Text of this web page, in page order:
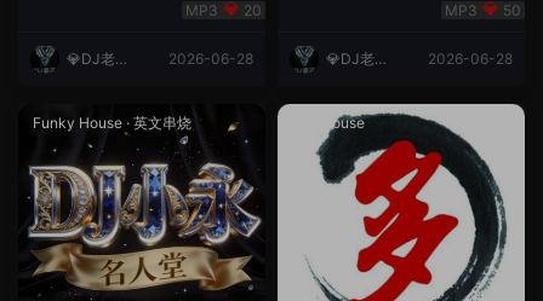
20
💎DJ老王
2026-06-28
50
💎DJ老王
2026-06-28
Funky House · 英文串烧 成都House